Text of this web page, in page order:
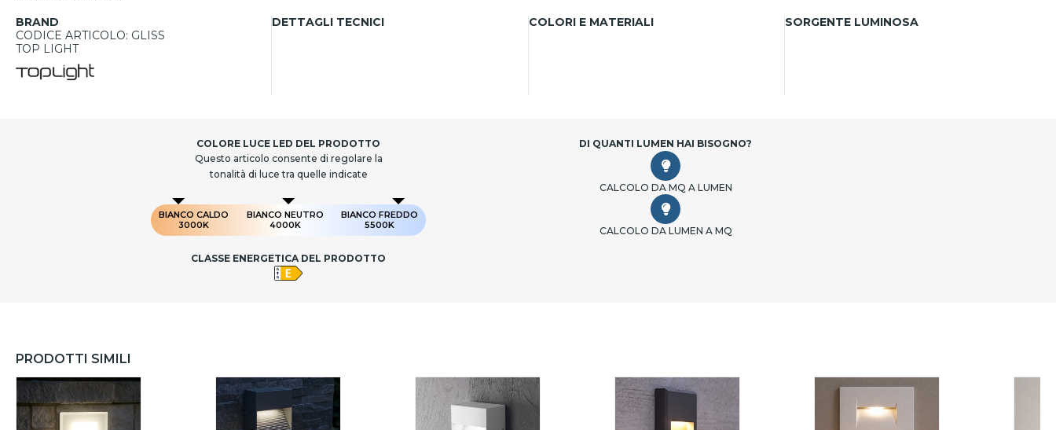
garantendo estrema resistenza alle intemperie e grande versatilità.
BRAND
CODICE ARTICOLO: GLISS
TOP LIGHT
DETTAGLI TECNICI COLORI E MATERIALI SORGENTE LUMINOSA
COLORE LUCE LED DEL PRODOTTO
Questo articolo consente di regolare la
tonalità di luce tra quelle indicate
BIANCO CALDO
3000K
BIANCO NEUTRO
4000K
BIANCO FREDDO
5500K
CLASSE ENERGETICA DEL PRODOTTO
DI QUANTI LUMEN HAI BISOGNO?
CALCOLO DA MQ A LUMEN
CALCOLO DA LUMEN A MQ
PRODOTTI SIMILI